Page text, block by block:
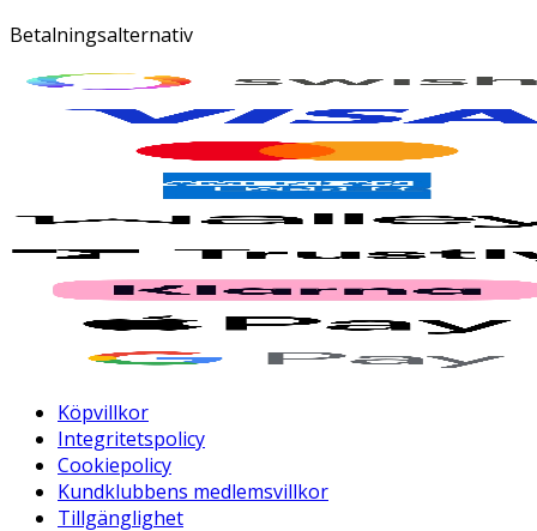
Betalningsalternativ
Köpvillkor
Integritetspolicy
Cookiepolicy
Kundklubbens medlemsvillkor
Tillgänglighet